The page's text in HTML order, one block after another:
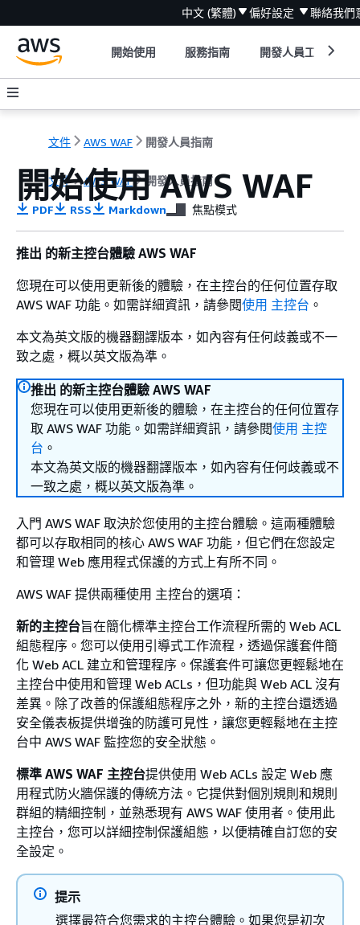
中文 (繁體) 偏好設定 聯絡我們
開始使用 服務指南 開發人員工具
文件 AWS WAF 開發人員指南
文件 AWS WAF 開發人員指南
開始使用 AWS WAF
PDF RSS Markdown 焦點模式
推出 的新主控台體驗 AWS WAF
您現在可以使用更新後的體驗，在主控台的任何位置存取
AWS WAF 功能。如需詳細資訊，請參閱使用 主控台 。
本文為英文版的機器翻譯版本，如內容有任何歧義或不一
致之處，概以英文版為準。
推出 的新主控台體驗 AWS WAF
您現在可以使用更新後的體驗，在主控台的任何位置存
取 AWS WAF 功能。如需詳細資訊，請參閱使用 主控
台 。
本文為英文版的機器翻譯版本，如內容有任何歧義或不
一致之處，概以英文版為準。
入門 AWS WAF 取決於您使用的主控台體驗。這兩種體驗
都可以存取相同的核心 AWS WAF 功能，但它們在您設定
和管理 Web 應用程式保護的方式上有所不同。
AWS WAF 提供兩種使用 主控台的選項：
新的主控台旨在簡化標準主控台工作流程所需的 Web ACL
組態程序。您可以使用引導式工作流程，透過保護套件簡
化 Web ACL 建立和管理程序。保護套件可讓您更輕鬆地在
主控台中使用和管理 Web ACLs，但功能與 Web ACL 沒有
差異。除了改善的保護組態程序之外，新的主控台還透過
安全儀表板提供增強的防護可見性，讓您更輕鬆地在主控
台中 AWS WAF 監控您的安全狀態。
標準 AWS WAF 主控台提供使用 Web ACLs 設定 Web 應
用程式防火牆保護的傳統方法。它提供對個別規則和規則
群組的精細控制，並熟悉現有 AWS WAF 使用者。使用此
主控台，您可以詳細控制保護組態，以便精確自訂您的安
全設定。
提示
選擇最符合您需求的主控台體驗。如果您是初次